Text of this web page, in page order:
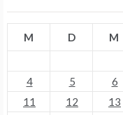
M D M
4
5 6
11
12 13